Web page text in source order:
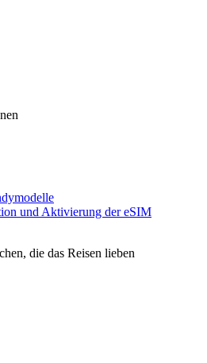
und Aktivierung der eSIM
die das Reisen lieben